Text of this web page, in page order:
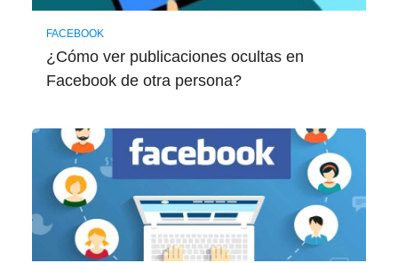
FACEBOOK
¿Cómo ver publicaciones ocultas en
Facebook de otra persona?